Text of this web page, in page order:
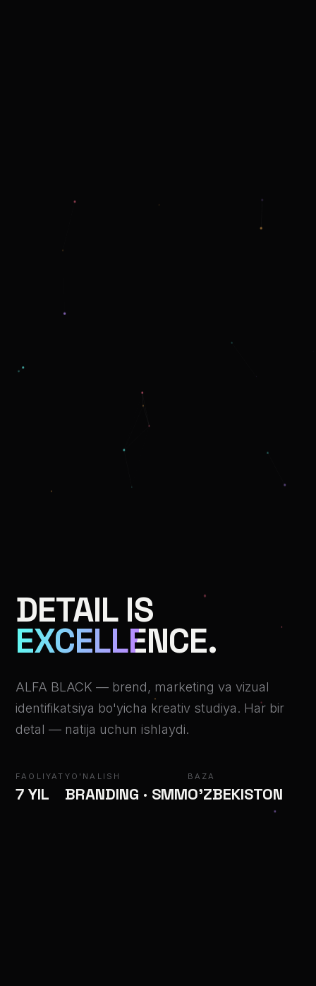
DETAIL IS
EXCELLENCE.
ALFA BLACK — brend, marketing va vizual
identifikatsiya bo'yicha kreativ studiya. Har bir
detal — natija uchun ishlaydi.
FAOLIYAT
7 YIL
YO'NALISH
BRANDING · SMM
BAZA
O'ZBEKISTON